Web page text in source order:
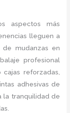
aspectos más
lleguen a
de mudanzas en
profesional
reforzadas,
adhesivas de
la tranquilidad de